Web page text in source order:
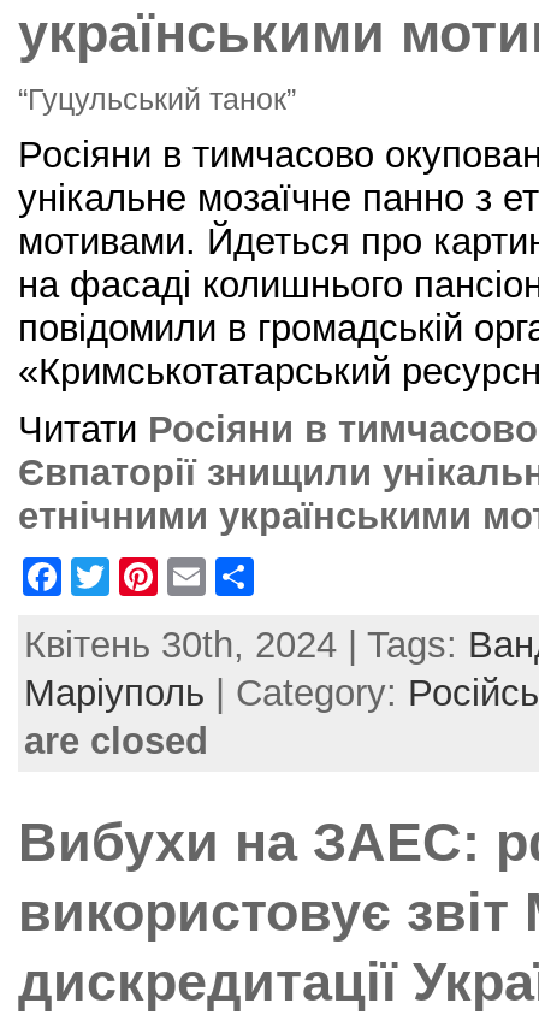
українськими
“Гуцульський танок”
Росіяни в тимчасово
унікальне мозаїчне панно з
мотивами. Йдеться про
на фасаді колишнього
повідомили в громадській
«Кримськотатарський
Читати Росіяни в
Євпаторії знищили
етнічними українськими
F
c
e
b
k
T
itt
er
Pi
er
e
st
E
ai ar
e
Квітень 30th, 2024 | Tags:
Маріуполь | Category:
are closed
Вибухи на ЗАЕС:
використовує
дискредитації